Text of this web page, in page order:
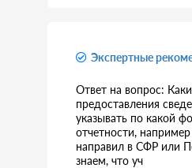
Экспертные
Ответ на вопрос:
предоставления
указывать по какой
отчетности,
направил в СФР или
знаем, что уч